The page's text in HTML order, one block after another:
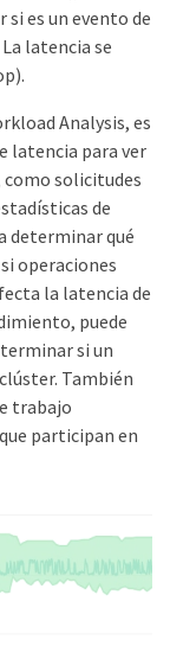
es un evento de
latencia se
Analysis, es
latencia para ver
como solicitudes
de
determinar qué
operaciones
la latencia de
puede
si un
También
trabajo
participan en